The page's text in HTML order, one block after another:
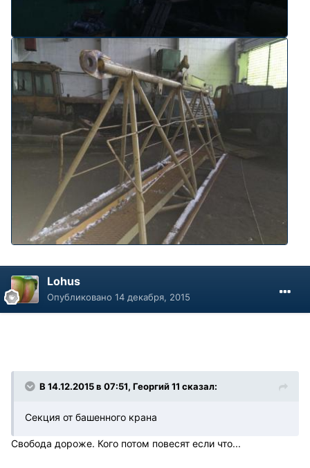
Lohus
Опубликовано 14 декабря, 2015
В 14.12.2015 в 07:51, Георгий 11 сказал:
Секция от башенного крана
Свобода дороже. Кого потом повесят если что...